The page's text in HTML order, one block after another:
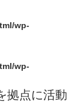
wp-
wp-
拠点に活動